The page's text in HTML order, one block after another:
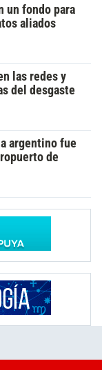
un fondo para
aliados
las redes y
del desgaste
argentino fue
de